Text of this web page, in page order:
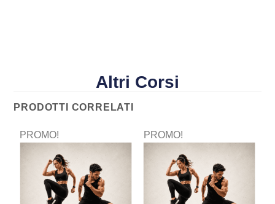
Altri Corsi
PRODOTTI CORRELATI
PROMO! PROMO!